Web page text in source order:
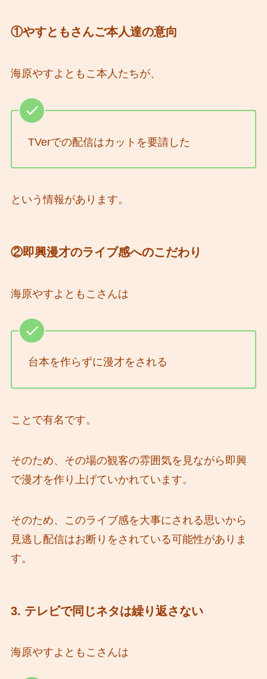
①やすともさんご本人達の意向
海原やすよともこ本人たちが、
TVerでの配信はカットを要請した
という情報があります。
②即興漫才のライブ感へのこだわり
海原やすよともこさんは
台本を作らずに漫才をされる
ことで有名です。
そのため、その場の観客の雰囲気を見ながら即興
で漫才を作り上げていかれています。
そのため、このライブ感を大事にされる思いから
見逃し配信はお断りをされている可能性がありま
す。
3. テレビで同じネタは繰り返さない
海原やすよともこさんは